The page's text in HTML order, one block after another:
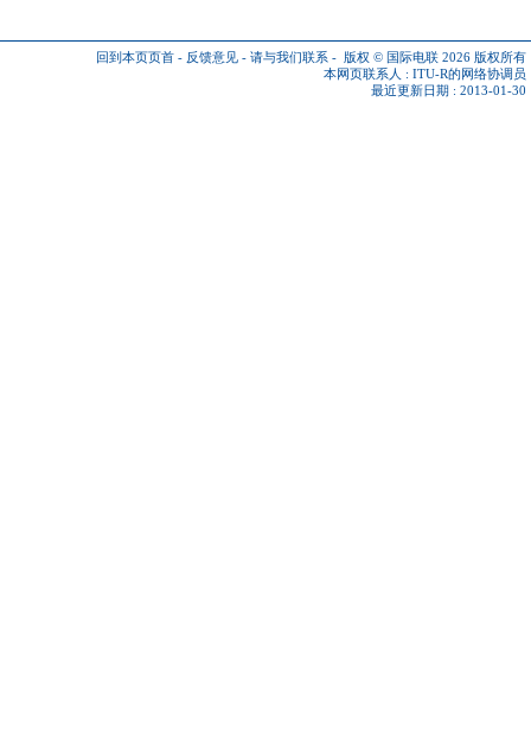
回到本页页首 - 反馈意见 - 请与我们联系 - 版权 © 国际电联 2026 版权所有
本网页联系人 : ITU-R的网络协调员
最近更新日期 : 2013-01-30